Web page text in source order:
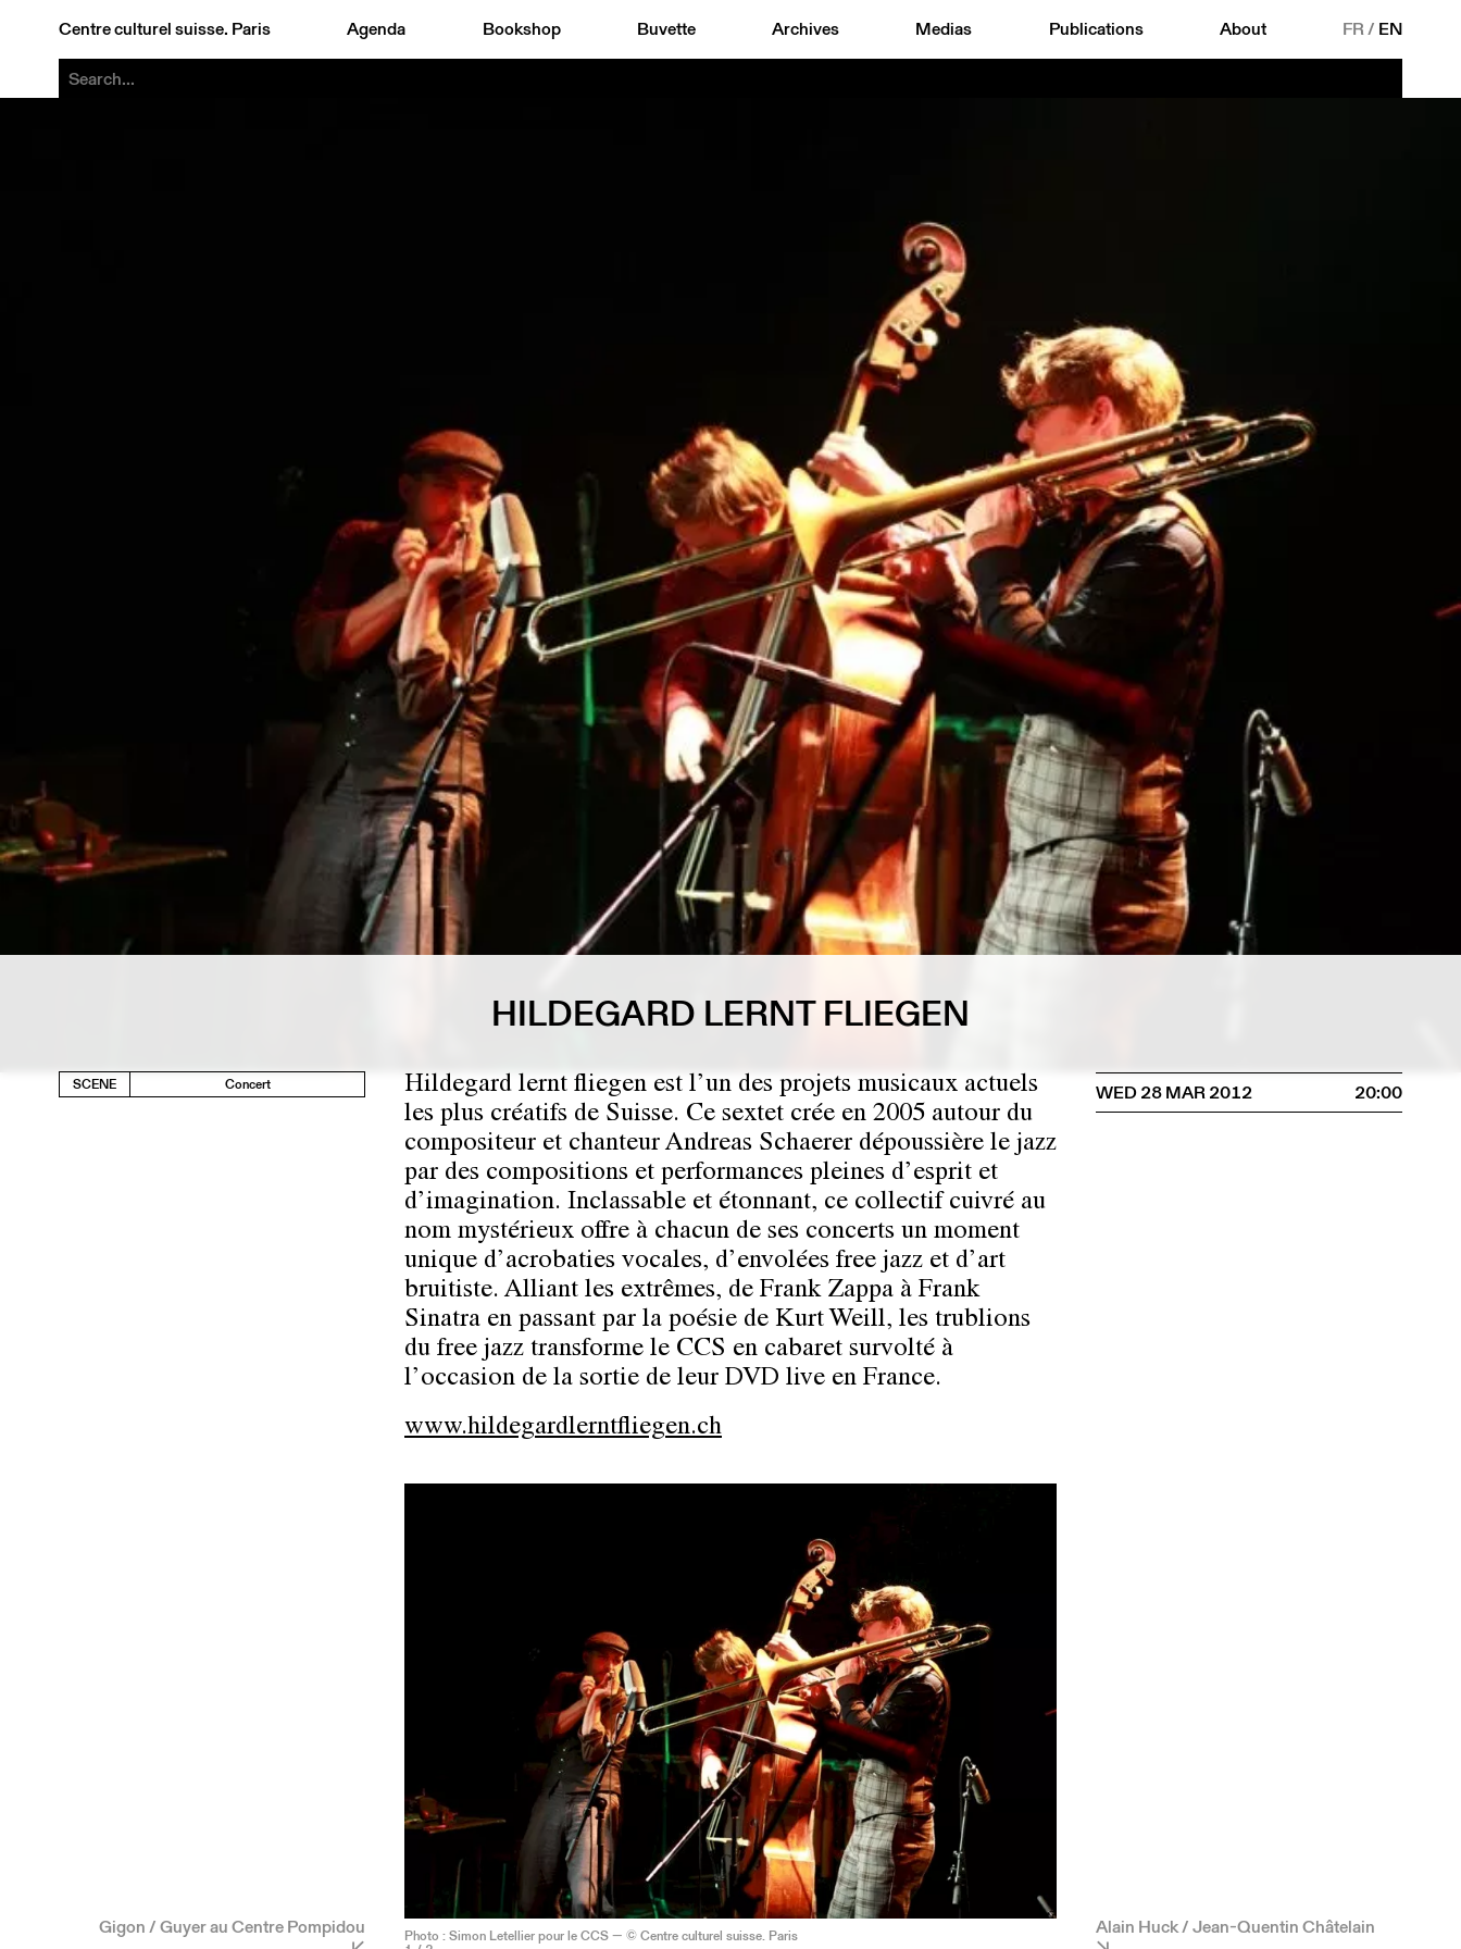
Centre culturel suisse. Paris Agenda Bookshop Buvette Archives Medias Publications About FR/ EN
HILDEGARD LERNT FLIEGEN
SCENE Concert
Gigon / Guyer au Centre Pompidou
Hildegard lernt fliegen est l’un des projets musicaux actuels
les plus créatifs de Suisse. Ce sextet crée en 2005 autour du
compositeur et chanteur Andreas Schaerer dépoussière le jazz
par des compositions et performances pleines d’esprit et
d’imagination. Inclassable et étonnant, ce collectif cuivré au
nom mystérieux offre à chacun de ses concerts un moment
unique d’acrobaties vocales, d’envolées free jazz et d’art
bruitiste. Alliant les extrêmes, de Frank Zappa à Frank
Sinatra en passant par la poésie de Kurt Weill, les trublions
du free jazz transforme le CCS en cabaret survolté à
l’occasion de la sortie de leur DVD live en France.
www.hildegardlerntfliegen.ch
Photo : Simon Letellier pour le CCS — © Centre culturel suisse. Paris
WED 28 MAR 2012 20:00
Alain Huck / Jean-Quentin Châtelain